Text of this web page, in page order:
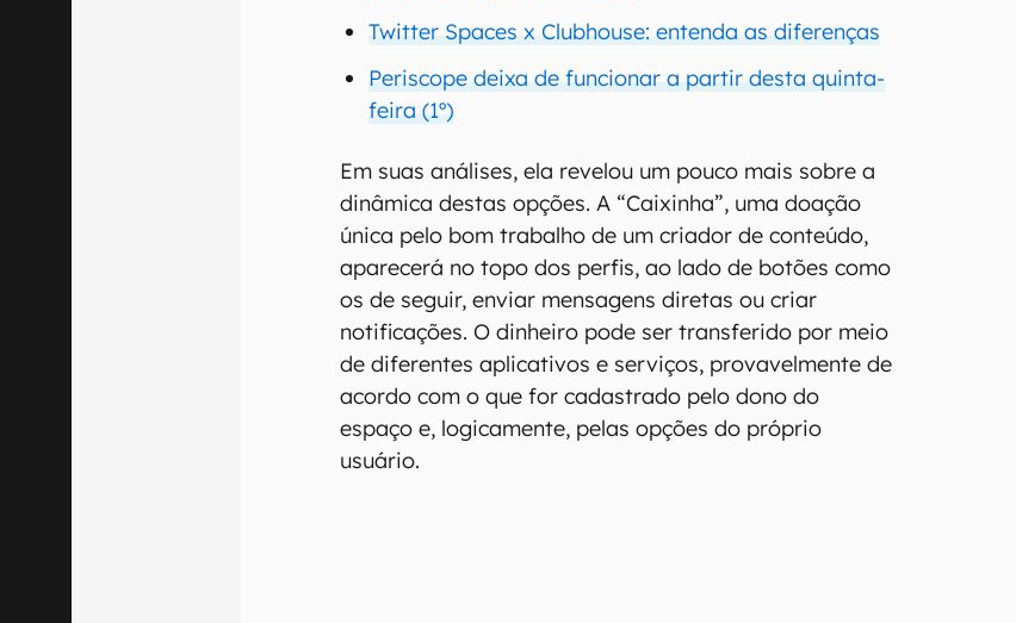
Twitter Spaces x Clubhouse: entenda as diferenças
Periscope deixa de funcionar a partir desta quinta-
feira (1º)
Em suas análises, ela revelou um pouco mais sobre a
dinâmica destas opções. A “Caixinha”, uma doação
única pelo bom trabalho de um criador de conteúdo,
aparecerá no topo dos perfis, ao lado de botões como
os de seguir, enviar mensagens diretas ou criar
notificações. O dinheiro pode ser transferido por meio
de diferentes aplicativos e serviços, provavelmente de
acordo com o que for cadastrado pelo dono do
espaço e, logicamente, pelas opções do próprio
usuário.